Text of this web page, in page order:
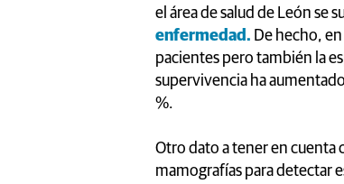
el área de salud de León se
enfermedad. De hecho, en
pacientes pero también la
supervivencia ha
%.
Otro dato a tener en cuenta
mamografías para detectar